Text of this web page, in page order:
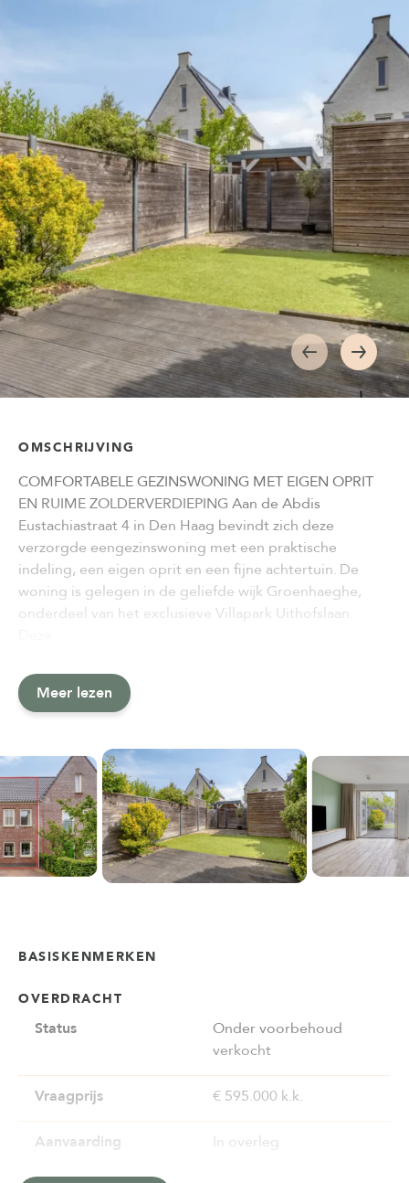
OMSCHRIJVING
COMFORTABELE GEZINSWONING MET EIGEN OPRIT
EN RUIME ZOLDERVERDIEPING Aan de Abdis
Eustachiastraat 4 in Den Haag bevindt zich deze
verzorgde eengezinswoning met een praktische
indeling, een eigen oprit en een fijne achtertuin. De
woning is gelegen in de geliefde wijk Groenhaeghe,
onderdeel van het exclusieve Villapark Uithofslaan.
Meer lezen
BASISKENMERKEN
OVERDRACHT
Status
Onder voorbehoud
verkocht
Vraagprijs € 595.000 k.k.
Aanvaarding In overleg